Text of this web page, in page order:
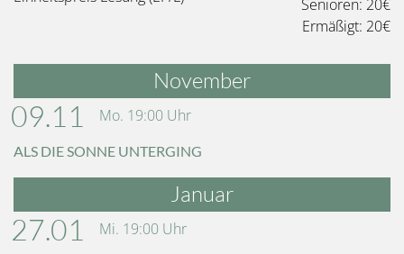
Senioren: 20€
Ermäßigt: 20€
November
09.11 Mo. 19:00 Uhr
ALS DIE SONNE UNTERGING
Januar
27.01 Mi. 19:00 Uhr